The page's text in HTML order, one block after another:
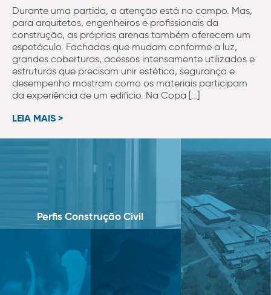
Durante uma partida, a atenção está no campo. Mas,
para arquitetos, engenheiros e profissionais da
construção, as próprias arenas também oferecem um
espetáculo. Fachadas que mudam conforme a luz,
grandes coberturas, acessos intensamente utilizados e
estruturas que precisam unir estética, segurança e
desempenho mostram como os materiais participam
da experiência de um edifício. Na Copa […]
LEIA MAIS >
Perfis Construção Civil